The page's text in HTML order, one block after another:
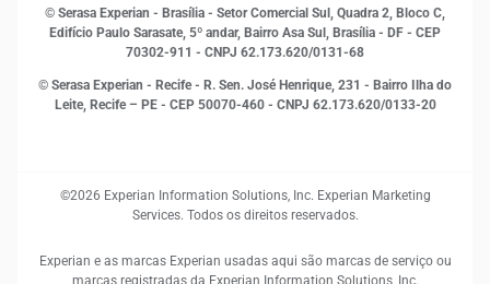
Sustentabilidade Corporativa
© Serasa Experian - Brasília - Setor Comercial Sul, Quadra 2, Bloco C,
Edifício Paulo Sarasate, 5º andar, Bairro Asa Sul, Brasília - DF - CEP
70302-911 - CNPJ 62.173.620/0131-68
© Serasa Experian - Recife - R. Sen. José Henrique, 231 - Bairro Ilha do
Leite, Recife – PE - CEP 50070-460 - CNPJ 62.173.620/0133-20
©2026 Experian Information Solutions, Inc. Experian Marketing
Services. Todos os direitos reservados.
Experian e as marcas Experian usadas aqui são marcas de serviço ou
marcas registradas da Experian Information Solutions, Inc.